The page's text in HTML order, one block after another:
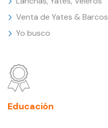
Venta de Yates & Barcos
Yo busco
Educación